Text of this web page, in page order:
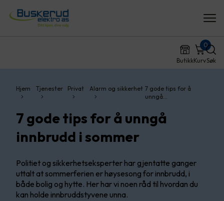
ButikkKurv
0
Søk
Hjem Tjenester Privat Alarm og sikkerhet 7 gode tips for å
unngå…
7 gode tips for å unngå
innbrudd i sommer
Politiet og sikkerhetseksperter har gjentatte ganger
uttalt at sommerferien er høysesong for innbrudd, i
både bolig og hytte. Her har vi noen råd til hvordan du
kan holde innbruddstyvene unna.